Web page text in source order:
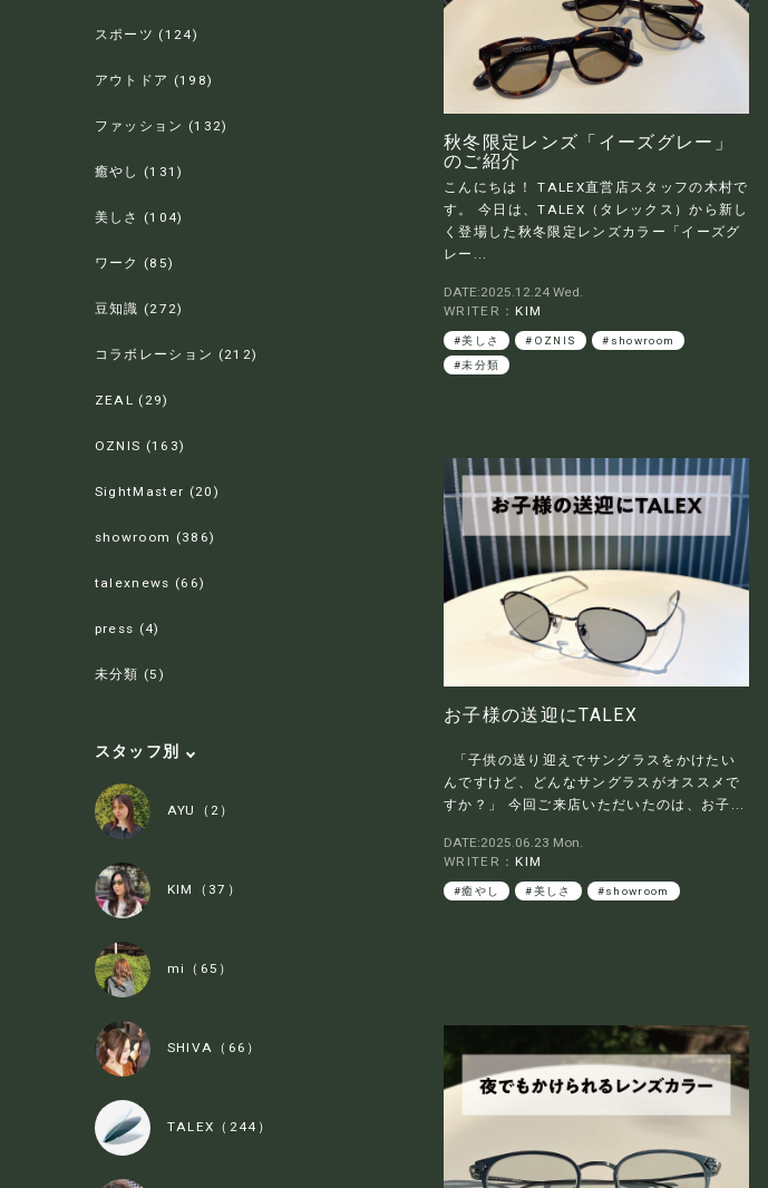
スポーツ (124)
アウトドア (198)
ファッション (132)
癒やし (131)
美しさ (104)
ワーク (85)
豆知識 (272)
コラボレーション (212)
ZEAL (29)
OZNIS (163)
SightMaster (20)
showroom (386)
talexnews (66)
press (4)
未分類 (5)
スタッフ別
AYU（2）
KIM（37）
mi（65）
SHIVA（66）
TALEX（244）
秋冬限定レンズ「イーズグレー」
のご紹介
こんにちは！ TALEX直営店スタッフの木村で
す。 今日は、TALEX（タレックス）から新し
く登場した秋冬限定レンズカラー「イーズグ
レー...
DATE:2025.12.24 Wed.
WRITER：KIM
#美しさ #OZNIS
#showroom
#未分類
お子様の送迎にTALEX
「子供の送り迎えでサングラスをかけたい
んですけど、どんなサングラスがオススメで
すか？」 今回ご来店いただいたのは、お子...
DATE:2025.06.23 Mon.
WRITER：KIM
#癒やし #美しさ #showroom